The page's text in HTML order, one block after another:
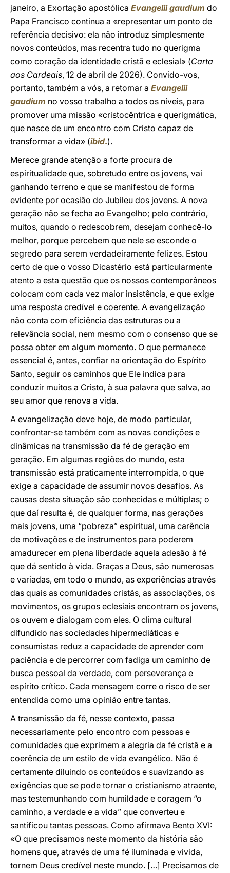
janeiro, a Exortação apostólica Evangelii gaudium do
Papa Francisco continua a «representar um ponto de
referência decisivo: ela não introduz simplesmente
novos conteúdos, mas recentra tudo no querigma
como coração da identidade cristã e eclesial» (Carta
aos Cardeais, 12 de abril de 2026). Convido-vos,
portanto, também a vós, a retomar a Evangelii
gaudium no vosso trabalho a todos os níveis, para
promover uma missão «cristocêntrica e querigmática,
que nasce de um encontro com Cristo capaz de
transformar a vida» (ibid.).
Merece grande atenção a forte procura de
espiritualidade que, sobretudo entre os jovens, vai
ganhando terreno e que se manifestou de forma
evidente por ocasião do Jubileu dos jovens. A nova
geração não se fecha ao Evangelho; pelo contrário,
muitos, quando o redescobrem, desejam conhecê-lo
melhor, porque percebem que nele se esconde o
segredo para serem verdadeiramente felizes. Estou
certo de que o vosso Dicastério está particularmente
atento a esta questão que os nossos contemporâneos
colocam com cada vez maior insistência, e que exige
uma resposta credível e coerente. A evangelização
não conta com eficiência das estruturas ou a
relevância social, nem mesmo com o consenso que se
possa obter em algum momento. O que permanece
essencial é, antes, confiar na orientação do Espírito
Santo, seguir os caminhos que Ele indica para
conduzir muitos a Cristo, à sua palavra que salva, ao
seu amor que renova a vida.
A evangelização deve hoje, de modo particular,
confrontar-se também com as novas condições e
dinâmicas na transmissão da fé de geração em
geração. Em algumas regiões do mundo, esta
transmissão está praticamente interrompida, o que
exige a capacidade de assumir novos desafios. As
causas desta situação são conhecidas e múltiplas; o
que daí resulta é, de qualquer forma, nas gerações
mais jovens, uma “pobreza” espiritual, uma carência
de motivações e de instrumentos para poderem
amadurecer em plena liberdade aquela adesão à fé
que dá sentido à vida. Graças a Deus, são numerosas
e variadas, em todo o mundo, as experiências através
das quais as comunidades cristãs, as associações, os
movimentos, os grupos eclesiais encontram os jovens,
os ouvem e dialogam com eles. O clima cultural
difundido nas sociedades hipermediáticas e
consumistas reduz a capacidade de aprender com
paciência e de percorrer com fadiga um caminho de
busca pessoal da verdade, com perseverança e
espírito crítico. Cada mensagem corre o risco de ser
entendida como uma opinião entre tantas.
A transmissão da fé, nesse contexto, passa
necessariamente pelo encontro com pessoas e
comunidades que exprimem a alegria da fé cristã e a
coerência de um estilo de vida evangélico. Não é
certamente diluindo os conteúdos e suavizando as
exigências que se pode tornar o cristianismo atraente,
mas testemunhando com humildade e coragem “o
caminho, a verdade e a vida” que converteu e
santificou tantas pessoas. Como afirmava Bento XVI:
«O que precisamos neste momento da história são
homens que, através de uma fé iluminada e vivida,
tornem Deus credível neste mundo. […] Precisamos de